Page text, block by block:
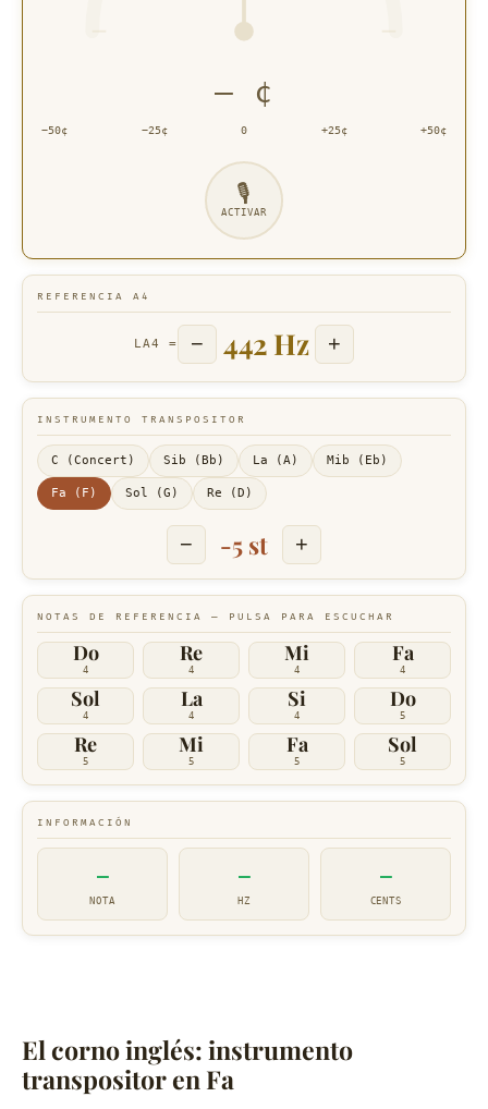
— ¢
−50¢ −25¢ 0 +25¢ +50¢
🎙
ACTIVAR
REFERENCIA A4
LA4 = − 442 Hz +
INSTRUMENTO TRANSPOSITOR
C (Concert) Sib (Bb) La (A) Mib (Eb)
Fa (F) Sol (G) Re (D)
− -5 st +
NOTAS DE REFERENCIA — PULSA PARA ESCUCHAR
Do
4
Re
4
Mi
4
Fa
4
Sol
4
La
4
Si
4
Do
5
Re
5
Mi
5
Fa
5
Sol
5
INFORMACIÓN
—
NOTA
—
HZ
—
CENTS
El corno inglés: instrumento
transpositor en Fa